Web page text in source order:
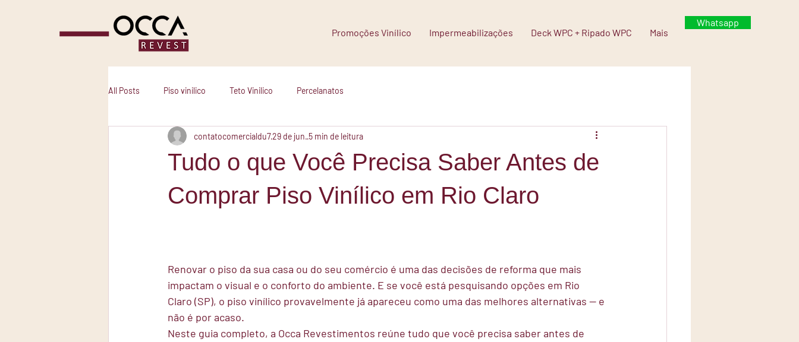
Promoções Vinílico Impermeabilizações Deck WPC + Ripado WPC Mais
Whatsapp
All Posts Piso vinilico Teto Vinilico Percelanatos
Tudo o que Você Precisa Saber Antes de
Comprar Piso Vinílico em Rio Claro
contatocomercialdu729 de jun. 5 min de leitura
Renovar o piso da sua casa ou do seu comércio é uma das decisões de reforma que mais
impactam o visual e o conforto do ambiente. E se você está pesquisando opções em Rio
Claro (SP), o piso vinílico provavelmente já apareceu como uma das melhores alternativas — e
não é por acaso.
Neste guia completo, a Occa Revestimentos reúne tudo que você precisa saber antes de